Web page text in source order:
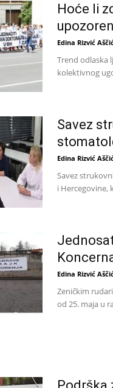
Hoće li
Edina Rizvić
Trend odlaska
kolektivnog
Savez
Edina Rizvić
Savez
i Hercegovine,
Edina Rizvić
Zeničkim
od 25. maja u